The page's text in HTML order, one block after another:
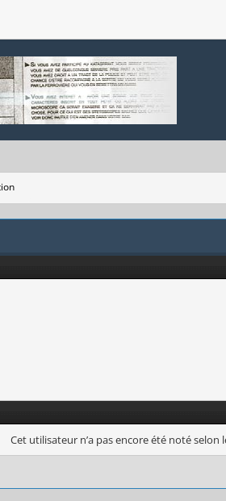
Cet utilisateur n’a pas encore été noté selon